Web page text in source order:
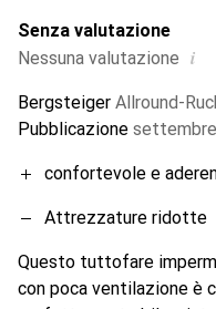
Senza valutazione
Nessuna valutazione i
Bergsteiger Allround-
Pubblicazione
confortevole e
Attrezzature ridotte
Questo tuttofare
con poca ventilazione è